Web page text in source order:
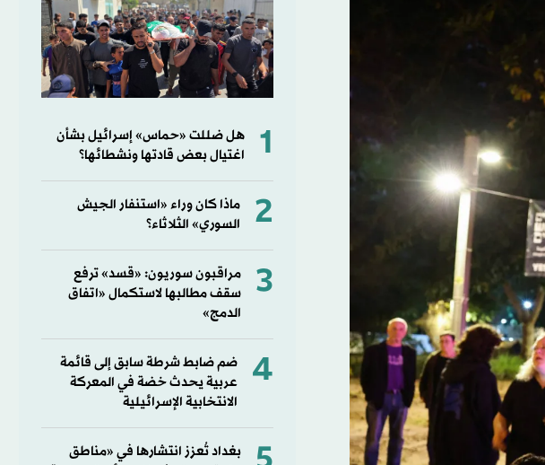
1
هل ضللت «حماس» إسرائيل بشأن
اغتيال بعض قادتها ونشطائها؟
2
ماذا كان وراء «استنفار الجيش
السوري» الثلاثاء؟
3
مراقبون سوريون: «قسد» ترفع
سقف مطالبها لاستكمال «اتفاق
الدمج»
4
ضم ضابط شرطة سابق إلى قائمة
عربية يحدث خضة في المعركة
الانتخابية الإسرائيلية
بغداد تُعزز انتشارها في «مناطق